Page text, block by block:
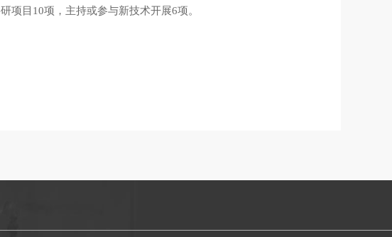
项目10项，主持或参与新技术开展6项。